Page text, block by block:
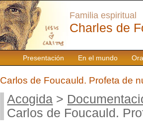
Presentación En el mundo
Familia espiritual
Charles de
Carlos de Foucauld. Profeta de
Acogida >
Carlos de Foucauld.